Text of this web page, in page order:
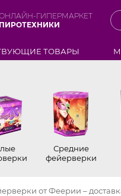
ГИПЕРМАРКЕТ
ПИРОТЕХНИКИ
ТОВАРЫ
Средние
фейерверки
от Феерии –